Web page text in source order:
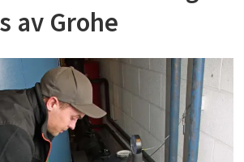
av Grohe